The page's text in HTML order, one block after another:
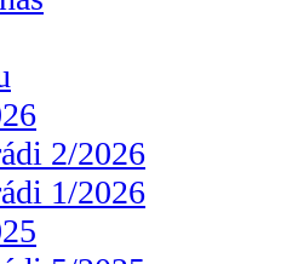
2/2026
1/2026